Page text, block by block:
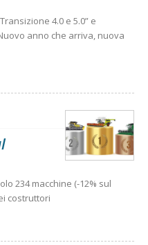
4.0 e 5.0” e
anno che arriva, nuova
234 macchine (-12% sul
costruttori